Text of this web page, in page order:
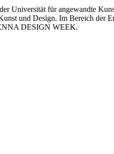
Universität für angewandte
und Design. Im Bereich der
DESIGN WEEK.